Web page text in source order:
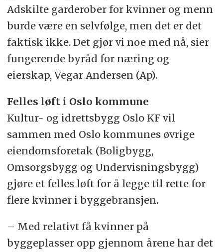
Adskilte garderober for kvinner og menn
burde være en selvfølge, men det er det
faktisk ikke. Det gjør vi noe med nå, sier
fungerende byråd for næring og
eierskap, Vegar Andersen (Ap).
Felles løft i Oslo kommune
Kultur- og idrettsbygg Oslo KF vil
sammen med Oslo kommunes øvrige
eiendomsforetak (Boligbygg,
Omsorgsbygg og Undervisningsbygg)
gjøre et felles løft for å legge til rette for
flere kvinner i byggebransjen.
– Med relativt få kvinner på
byggeplasser opp gjennom årene har det